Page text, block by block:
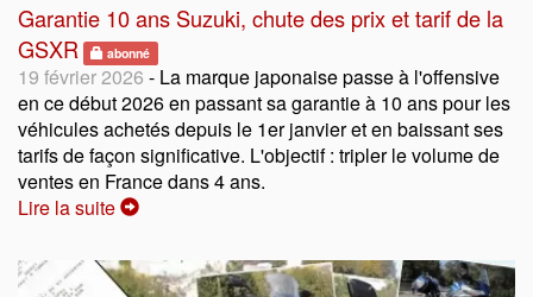
Garantie 10 ans Suzuki, chute des prix et tarif de la
GSXR
abonné
19 février 2026 - La marque japonaise passe à l'offensive
en ce début 2026 en passant sa garantie à 10 ans pour les
véhicules achetés depuis le 1er janvier et en baissant ses
tarifs de façon significative. L'objectif : tripler le volume de
ventes en France dans 4 ans.
Lire la suite